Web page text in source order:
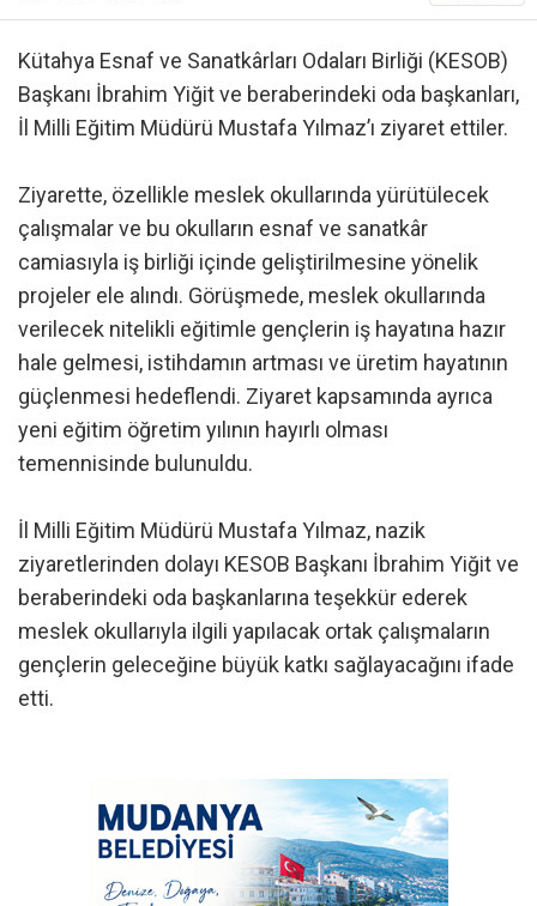
Kütahya Esnaf ve Sanatkârları Odaları Birliği (KESOB)
Başkanı İbrahim Yiğit ve beraberindeki oda başkanları,
İl Milli Eğitim Müdürü Mustafa Yılmaz’ı ziyaret ettiler.
Ziyarette, özellikle meslek okullarında yürütülecek
çalışmalar ve bu okulların esnaf ve sanatkâr
camiasıyla iş birliği içinde geliştirilmesine yönelik
projeler ele alındı. Görüşmede, meslek okullarında
verilecek nitelikli eğitimle gençlerin iş hayatına hazır
hale gelmesi, istihdamın artması ve üretim hayatının
güçlenmesi hedeflendi. Ziyaret kapsamında ayrıca
yeni eğitim öğretim yılının hayırlı olması
temennisinde bulunuldu.
İl Milli Eğitim Müdürü Mustafa Yılmaz, nazik
ziyaretlerinden dolayı KESOB Başkanı İbrahim Yiğit ve
beraberindeki oda başkanlarına teşekkür ederek
meslek okullarıyla ilgili yapılacak ortak çalışmaların
gençlerin geleceğine büyük katkı sağlayacağını ifade
etti.